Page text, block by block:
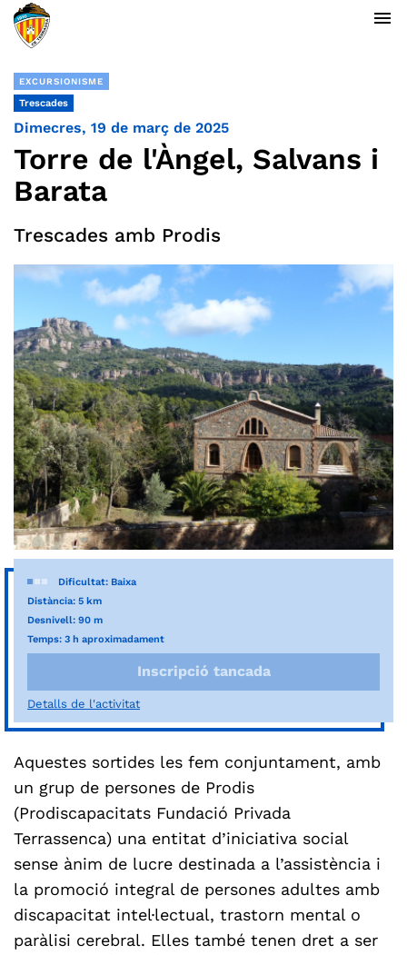
menu
EXCURSIONISME
Trescades
Dimecres, 19 de març de 2025
Torre de l'Àngel, Salvans i
Barata
Trescades amb Prodis
Dificultat: Baixa
Distància: 5 km
Desnivell: 90 m
Temps: 3 h aproximadament
Inscripció tancada
Detalls de l'activitat
Aquestes sortides les fem conjuntament, amb
un grup de persones de Prodis
(Prodiscapacitats Fundació Privada
Terrassenca) una entitat d’iniciativa social
sense ànim de lucre destinada a l’assistència i
la promoció integral de persones adultes amb
discapacitat intel·lectual, trastorn mental o
paràlisi cerebral. Elles també tenen dret a ser